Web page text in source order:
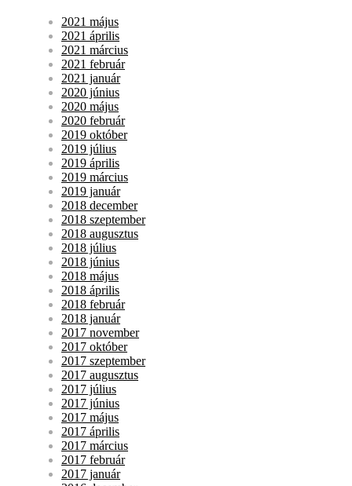
2021 május
2021 április
2021 március
2021 február
2021 január
2020 június
2020 május
2020 február
2019 október
2019 július
2019 április
2019 március
2019 január
2018 december
2018 szeptember
2018 augusztus
2018 július
2018 június
2018 május
2018 április
2018 február
2018 január
2017 november
2017 október
2017 szeptember
2017 augusztus
2017 július
2017 június
2017 május
2017 április
2017 március
2017 február
2017 január